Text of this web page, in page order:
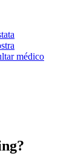
médico